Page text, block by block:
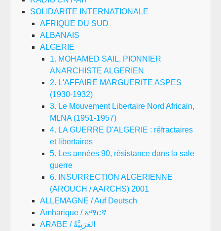
SOLIDARITE INTERNATIONALE
AFRIQUE DU SUD
ALBANAIS
ALGERIE
1. MOHAMED SAIL, PIONNIER
ANARCHISTE ALGERIEN
2. L'AFFAIRE MARGUERITE ASPES
(1930-1932)
3. Le Mouvement Libertaire Nord Africain,
MLNA (1951-1957)
4. LA GUERRE D'ALGERIE : réfractaires
et libertaires
5. Les années 90, résistance dans la sale
guerre
6. INSURRECTION ALGERIENNE
(AROUCH / AARCHS) 2001
ALLEMAGNE / Auf Deutsch
Amharique / አማርኛ
ARABE / العَرَبِيَّةُ